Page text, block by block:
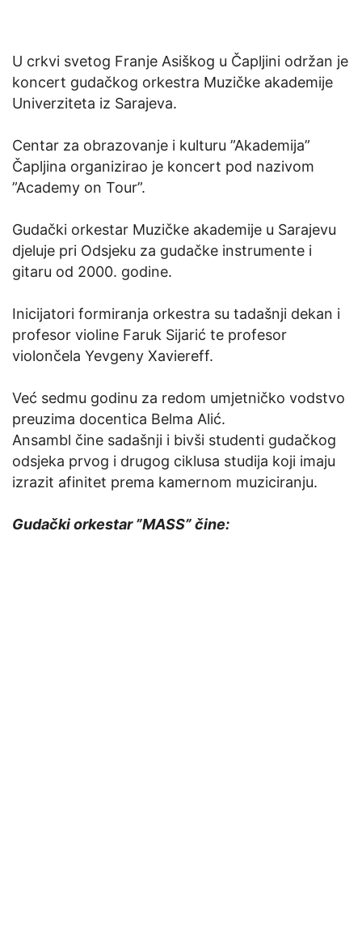
U crkvi svetog Franje Asiškog u Čapljini održan je
koncert gudačkog orkestra Muzičke akademije
Univerziteta iz Sarajeva.
Centar za obrazovanje i kulturu ”Akademija”
Čapljina organizirao je koncert pod nazivom
”Academy on Tour”.
Gudački orkestar Muzičke akademije u Sarajevu
djeluje pri Odsjeku za gudačke instrumente i
gitaru od 2000. godine.
Inicijatori formiranja orkestra su tadašnji dekan i
profesor violine Faruk Sijarić te profesor
violončela Yevgeny Xaviereff.
Već sedmu godinu za redom umjetničko vodstvo
preuzima docentica Belma Alić.
Ansambl čine sadašnji i bivši studenti gudačkog
odsjeka prvog i drugog ciklusa studija koji imaju
izrazit afinitet prema kamernom muziciranju.
Gudački orkestar ”MASS” čine: